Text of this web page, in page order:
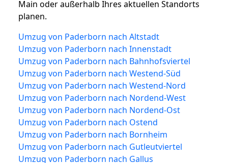
Main oder außerhalb Ihres aktuellen Standorts
planen.
Umzug von Paderborn nach Altstadt
Umzug von Paderborn nach Innenstadt
Umzug von Paderborn nach Bahnhofsviertel
Umzug von Paderborn nach Westend-Süd
Umzug von Paderborn nach Westend-Nord
Umzug von Paderborn nach Nordend-West
Umzug von Paderborn nach Nordend-Ost
Umzug von Paderborn nach Ostend
Umzug von Paderborn nach Bornheim
Umzug von Paderborn nach Gutleutviertel
Umzug von Paderborn nach Gallus